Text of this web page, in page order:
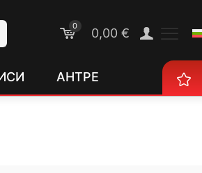
0 0,00 €
АНТРЕ